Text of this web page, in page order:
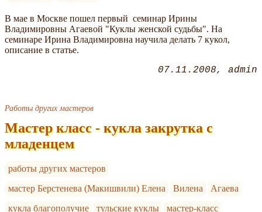
В мае в Москве пошел первый семинар Ирины
Владимировны Агаевой "Куклы женской судьбы". На
семинаре Ирина Владимировна научила делать 7 кукол,
описание в статье.
07.11.2008 admin
Работы других мастеров
Мастер класс - кукла закрутка с
младенцем
работы других мастеров
мастер Берстенева (Макишвили) Елена
Вилена
Агаева
кукла благополучие
тульские куклы мастер-класс